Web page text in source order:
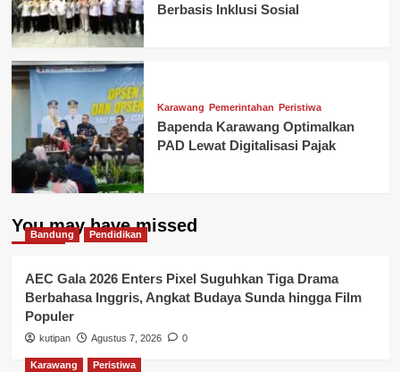
Berbasis Inklusi Sosial
Karawang Pemerintahan Peristiwa
Bapenda Karawang Optimalkan
PAD Lewat Digitalisasi Pajak
You may have missed
Bandung Pendidikan
AEC Gala 2026 Enters Pixel Suguhkan Tiga Drama
Berbahasa Inggris, Angkat Budaya Sunda hingga Film
Populer
kutipan Agustus 7, 2026 0
Karawang Peristiwa